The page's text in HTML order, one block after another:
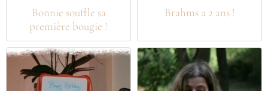
Bonnie souffle sa
première bougie !
Brahms a 2 ans !